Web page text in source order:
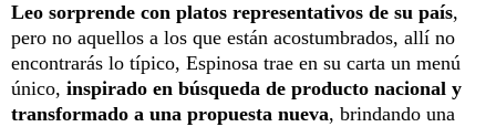
Leo sorprende con platos representativos de su país,
pero no aquellos a los que están acostumbrados, allí no
encontrarás lo típico, Espinosa trae en su carta un menú
único, inspirado en búsqueda de producto nacional y
transformado a una propuesta nueva, brindando una